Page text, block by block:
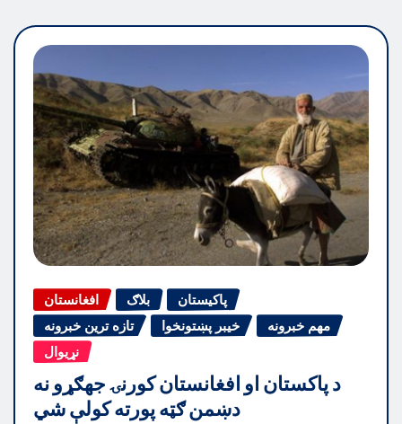
افغانستان بلاګ
پاکیستان
تازه ترین خبرونه
خیبر پښتونخوا
مهم خبرونه
نړیوال
د پاکستان او افغانستان کورنۍ جهګړو نه
دښمن ګټه پورته کولې شي